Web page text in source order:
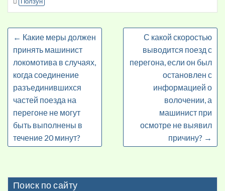
← Какие меры должен
принять машинист
локомотива в случаях,
когда соединение
разъединившихся
частей поезда на
перегоне не могут
быть выполнены в
течение 20 минут?
С какой скоростью
выводится поезд с
перегона, если он был
остановлен с
информацией о
волочении, а
машинист при
осмотре не выявил
причину? →
Поиск по сайту